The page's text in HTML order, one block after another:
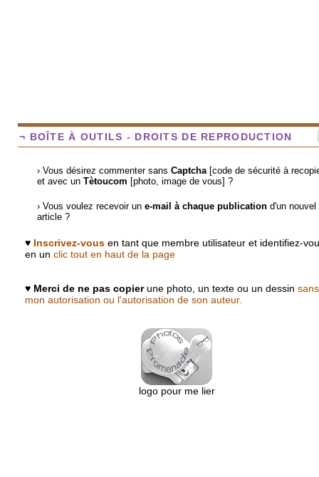
¬ BOÎTE À OUTILS - DROITS DE REPRODUCTION
› Vous désirez commenter sans Captcha [code de sécurité à
et avec un Tètoucom [photo, image de vous] ?
› Vous voulez recevoir un e-mail à chaque publication d'un nouvel
article ?
♥ Inscrivez-vous en tant que membre utilisateur et identifiez-
en un clic tout en haut de la page
♥ Merci de ne pas copierune photo, un texte ou un dessin sans
mon autorisation ou l'autorisation de son auteur.
logo pour me lier